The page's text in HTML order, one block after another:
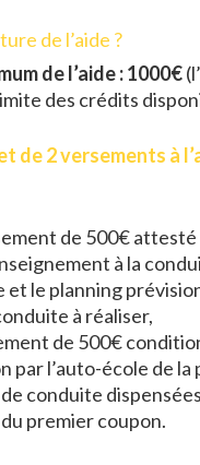
de l’aide ?
de l’aide : 1000€
des crédits
de 2 versements à
de 500€ attesté
à la
et le planning
à réaliser,
de 500€
par l’auto-école de la
conduite
premier coupon.